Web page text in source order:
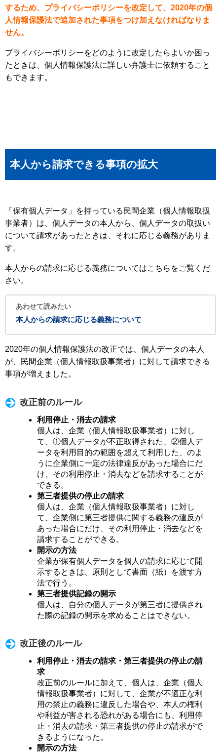
するため、プライバシーポリシーを改定して、2020年の個
人情報保護法で追加された事項をつけ加えなければなりま
せん。
プライバシーポリシーをどのように改定したらよいか困っ
たときは、個人情報保護法に詳しい弁護士に依頼すること
もできます。
本人から請求できる事項の拡大
「保有個人データ」を持っている民間企業（個人情報取扱
事業者）は、個人データの本人から、個人データの取扱い
について請求があったときは、それに応じる義務がありま
す。
本人からの請求に応じる義務についてはこちらをご覧くだ
さい。
あわせて読みたい
本人からの請求に応じる義務について
2020年の個人情報保護法の改正では、個人データの本人
が、民間企業（個人情報取扱事業者）に対して請求できる
事項が増えました。
改正前のルール
利用停止・消去の請求
個人は、企業（個人情報取扱事業者）に対し
て、①個人データが不正取得された、②個人デ
ータを利用目的の範囲を超えて利用した、のよ
うに企業側に一定の法律違反があった場合にだ
け、その利用停止・消去などを請求することが
できる。
第三者提供の停止の請求
個人は、企業（個人情報取扱事業者）に対し
て、企業側に第三者提供に関する義務の違反が
あった場合にだけ、その利用停止・消去などを
請求することができる。
開示の方法
企業が保有個人データを個人の請求に応じて開
示するときは、原則として書面（紙）を渡す方
法で行う。
第三者提供記録の開示
個人は、自分の個人データが第三者に提供され
た際の記録の開示を求めることはできない。
改正後のルール
利用停止・消去の請求・第三者提供の停止の請
求
改正前のルールに加えて、個人は、企業（個人
情報取扱事業者）に対して、企業が不適正な利
用の禁止の義務に違反した場合や、本人の権利
や利益が害される恐れがある場合にも、利用停
止・消去の請求・第三者提供の停止の請求がで
きるようになった。
開示の方法